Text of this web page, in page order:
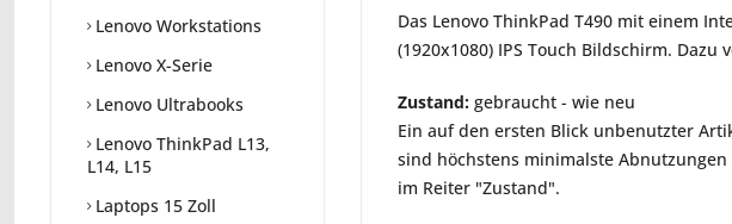
Lenovo Workstations
Lenovo X-Serie
Lenovo Ultrabooks
Lenovo ThinkPad L13,
L14, L15
Laptops 15 Zoll
Das Lenovo ThinkPad T490 mit einem
(1920x1080) IPS Touch Bildschirm.
Zustand: gebraucht - wie neu
Ein auf den ersten Blick unbenutzter
sind höchstens minimalste
im Reiter "Zustand".